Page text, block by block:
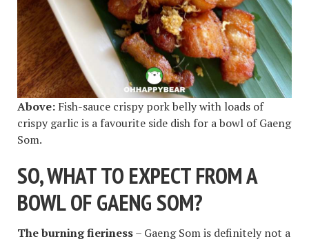
Above: Fish-sauce crispy pork belly with loads of
crispy garlic is a favourite side dish for a bowl of Gaeng
Som.
SO, WHAT TO EXPECT FROM A
BOWL OF GAENG SOM?
The burning fieriness– Gaeng Som is definitely not a